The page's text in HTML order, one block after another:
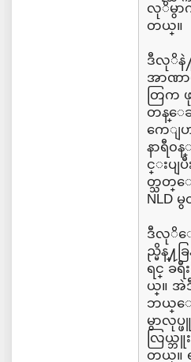
လုိမွာက
တယ္။
ဒီလုိနဲ႔
အာဏ
တြက
တန္ေဆ
ကေျပ
နာရီ၀
င္းပျ
တ္သတ္
NLD
ဒီလုိေဒ
ည္မိန္
ရင္ ခ
ယ္။ အဲ
ဘယ္ေ
မွာလုပ္
လြယ္
တယ္။